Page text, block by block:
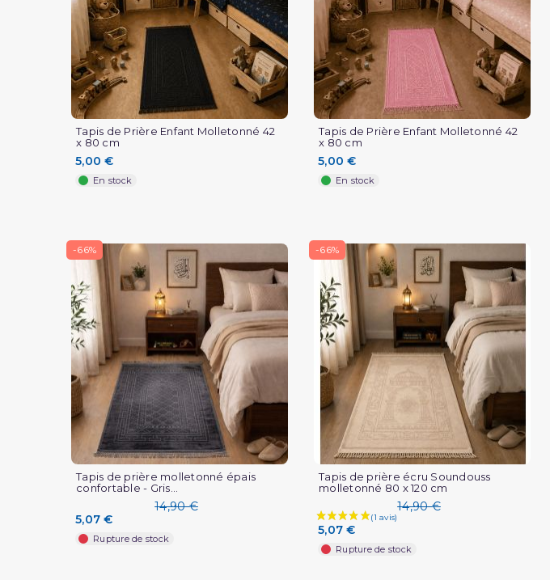
Tapis de Prière Enfant Molletonné 42
x 80 cm
5,00 €
En stock
Tapis de Prière Enfant Molletonné 42
x 80 cm
5,00 €
En stock
-66%
Tapis de prière molletonné épais
confortable - Gris...
14,90 €
5,07 €
Rupture de stock
-66%
Tapis de prière écru Soundouss
molletonné 80 x 120 cm
14,90 €
5,07 €
Rupture de stock